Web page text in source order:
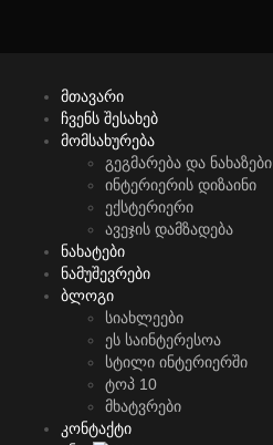
მთავარი
ჩვენს შესახებ
მომსახურება
გეგმარება და ნახაზები
ინტერიერის დიზაინი
ექსტერიერი
ავეჯის დამზადება
ნახატები
ნამუშევრები
ბლოგი
სიახლეები
ეს საინტერესოა
სტილი ინტერიერში
ტოპ 10
მხატვრები
კონტაქტი